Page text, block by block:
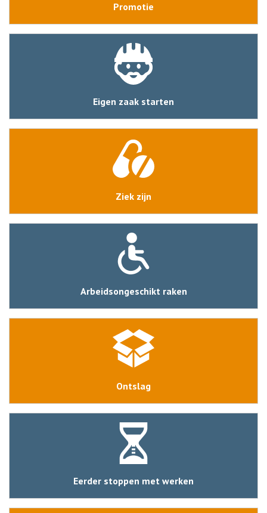
Promotie
Eigen zaak starten
Ziek zijn
Arbeidsongeschikt raken
Ontslag
Eerder stoppen met werken